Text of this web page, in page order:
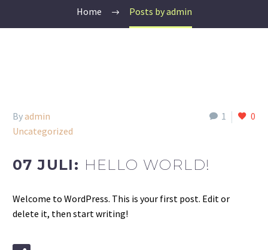
Home Posts by admin
1 0
Byadmin
Uncategorized
07 JULI: HELLO WORLD!
Welcome to WordPress. This is your first post. Edit or
delete it, then start writing!